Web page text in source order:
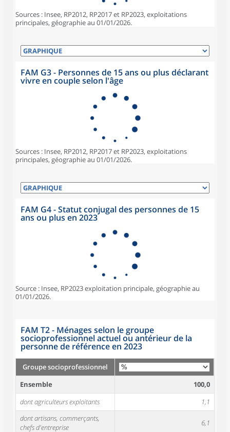
Sources : Insee, RP2012, RP2017 et RP2023, exploitations
principales, géographie au 01/01/2026.
FAM G3 - Personnes de 15 ans ou plus déclarant
vivre en couple selon l'âge
Sources : Insee, RP2012, RP2017 et RP2023, exploitations
principales, géographie au 01/01/2026.
FAM G4 - Statut conjugal des personnes de 15
ans ou plus en 2023
Source : Insee, RP2023 exploitation principale, géographie au
01/01/2026.
FAM T2 - Ménages selon le groupe
socioprofessionnel actuel ou antérieur de la
personne de référence en 2023
Groupe socioprofessionnel
Ensemble
100,0
dont agriculteurs exploitants
1,1
dont artisans, commerçants,
chefs d'entreprise
6,1